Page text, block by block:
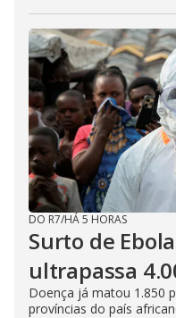
DO R7/HÁ 5 HORAS
Surto de
ultrapassa
Doença já matou 1.850
províncias do país